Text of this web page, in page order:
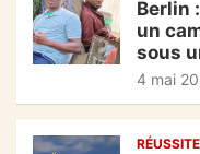
Berlin
un
sous
4 mai
RÉUSSITE